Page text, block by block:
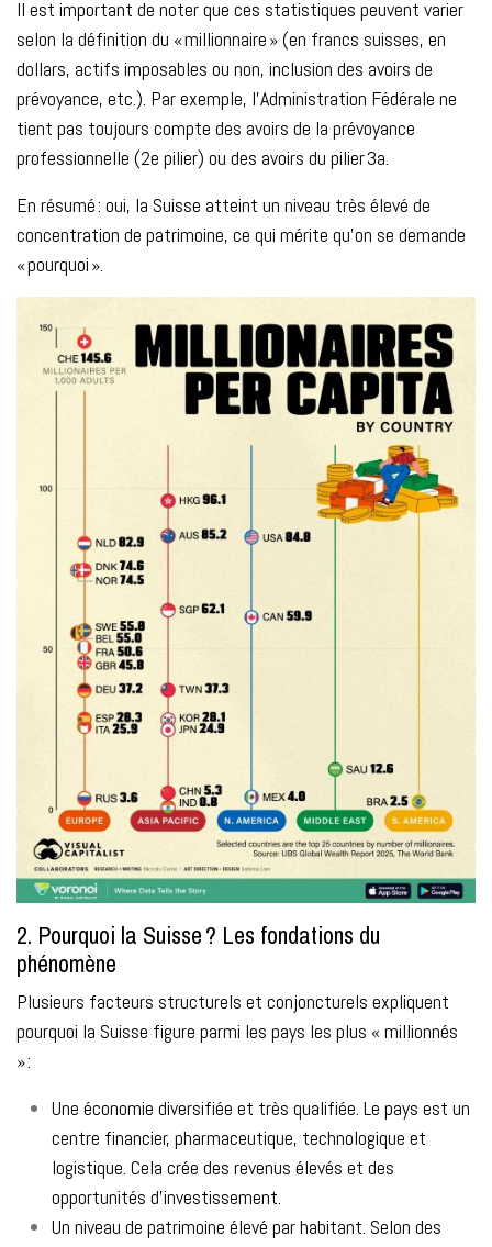
Il est important de noter que ces statistiques peuvent varier
selon la définition du « millionnaire » (en francs suisses, en
dollars, actifs imposables ou non, inclusion des avoirs de
prévoyance, etc.). Par exemple, l'Administration Fédérale ne
tient pas toujours compte des avoirs de la prévoyance
professionnelle (2e pilier) ou des avoirs du pilier 3a.
En résumé : oui, la Suisse atteint un niveau très élevé de
concentration de patrimoine, ce qui mérite qu’on se demande
« pourquoi ».
2. Pourquoi la Suisse ? Les fondations du
phénomène
Plusieurs facteurs structurels et conjoncturels expliquent
pourquoi la Suisse figure parmi les pays les plus « millionnés
» :
Une économie diversifiée et très qualifiée. Le pays est un
centre financier, pharmaceutique, technologique et
logistique. Cela crée des revenus élevés et des
opportunités d’investissement.
Un niveau de patrimoine élevé par habitant. Selon des